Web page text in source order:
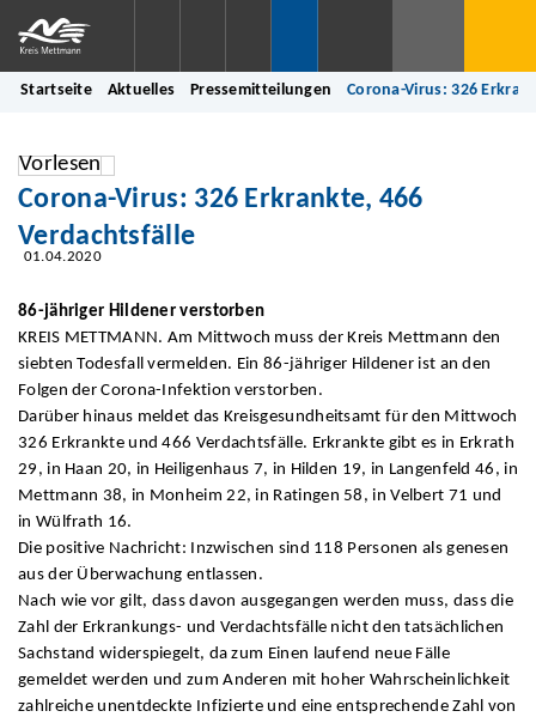
Startseite Aktuelles Pressemitteilungen Corona-Virus: 326
Vorlesen
Corona-Virus: 326 Erkrankte, 466
Verdachtsfälle
01.04.2020
86-jähriger Hildener verstorben
KREIS METTMANN. Am Mittwoch muss der Kreis Mettmann den
siebten Todesfall vermelden. Ein 86-jähriger Hildener ist an den
Folgen der Corona-Infektion verstorben.
Darüber hinaus meldet das Kreisgesundheitsamt für den Mittwoch
326 Erkrankte und 466 Verdachtsfälle. Erkrankte gibt es in Erkrath
29, in Haan 20, in Heiligenhaus 7, in Hilden 19, in Langenfeld 46, in
Mettmann 38, in Monheim 22, in Ratingen 58, in Velbert 71 und
in Wülfrath 16.
Die positive Nachricht: Inzwischen sind 118 Personen als genesen
aus der Überwachung entlassen.
Nach wie vor gilt, dass davon ausgegangen werden muss, dass die
Zahl der Erkrankungs- und Verdachtsfälle nicht den tatsächlichen
Sachstand widerspiegelt, da zum Einen laufend neue Fälle
gemeldet werden und zum Anderen mit hoher Wahrscheinlichkeit
zahlreiche unentdeckte Infizierte und eine entsprechende Zahl von